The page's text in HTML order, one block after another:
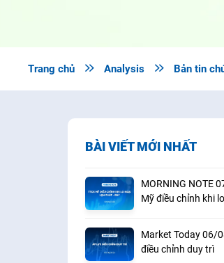
Trang chủ  Analysis  Bản tin
BÀI VIẾT MỚI NHẤT
MORNING NOTE
Mỹ điều chỉnh khi
Market Today 06/
điều chỉnh duy trì